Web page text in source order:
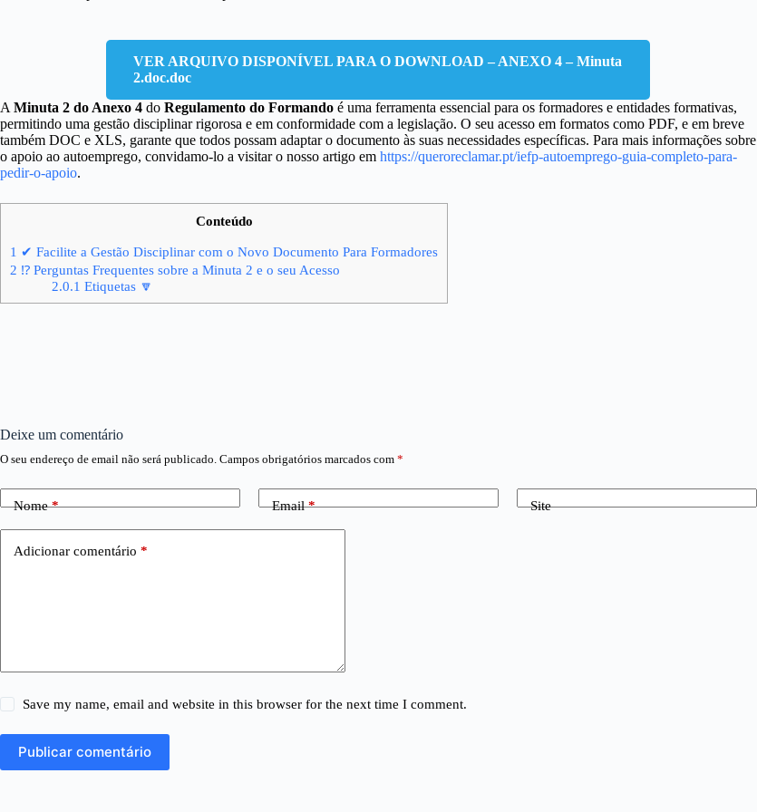
VER ARQUIVO DISPONÍVEL PARA O DOWNLOAD – ANEXO 4 – Minuta
2.doc.doc
A Minuta 2 do Anexo 4 do Regulamento do Formando é uma ferramenta essencial para os formadores e entidades formativas,
permitindo uma gestão disciplinar rigorosa e em conformidade com a legislação. O seu acesso em formatos como PDF, e em breve
também DOC e XLS, garante que todos possam adaptar o documento às suas necessidades específicas. Para mais informações sobre
o apoio ao autoemprego, convidamo-lo a visitar o nosso artigo em https://queroreclamar.pt/iefp-autoemprego-guia-completo-para-
pedir-o-apoio.
Conteúdo
1 ✔ Facilite a Gestão Disciplinar com o Novo Documento Para Formadores
2 ⁉ Perguntas Frequentes sobre a Minuta 2 e o seu Acesso
2.0.1 Etiquetas 🔽
Deixe um comentário
O seu endereço de email não será publicado. Campos obrigatórios marcados com *
Nome* Email* Site
Adicionar comentário *
Save my name, email and website in this browser for the next time I comment.
Publicar comentário